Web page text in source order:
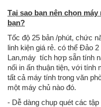
Tại sao bạn nên chọn
bạn?
Tốc độ 25 bản /phút, chức
linh kiện giá rẻ. có thể Đảo
Lan,máy tích hợp sẵn tính
nối in ấn thuận tiện, với tính
tất cả máy tính trong văn
một máy chủ nào đó.
- Dễ dàng chụp quét các